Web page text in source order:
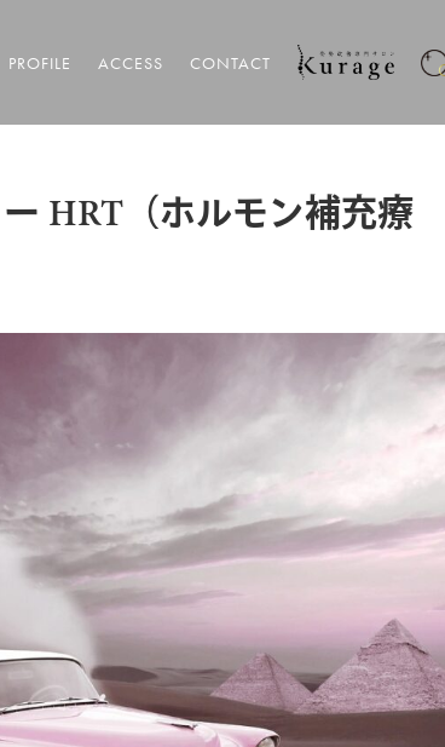
PROFILE ACCESS CONTACT
HRT（ホルモン補充療